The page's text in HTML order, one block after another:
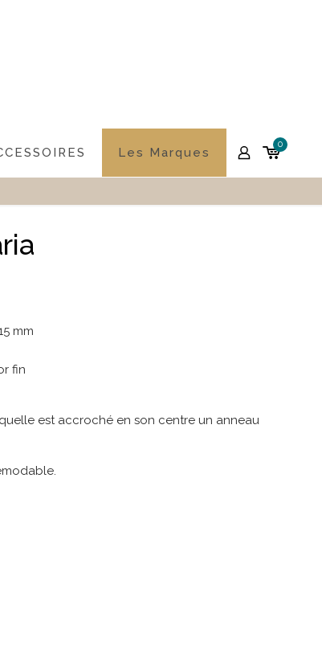
Les Marques
0
mm
fin
est accroché en son centre un anneau